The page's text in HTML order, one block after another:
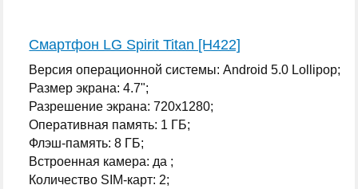
Смартфон LG Spirit Titan [H422]
Версия операционной системы: Android 5.0 Lollipop;
Размер экрана: 4.7";
Разрешение экрана: 720x1280;
Оперативная память: 1 ГБ;
Флэш-память: 8 ГБ;
Встроенная камера: да ;
Количество SIM-карт: 2;